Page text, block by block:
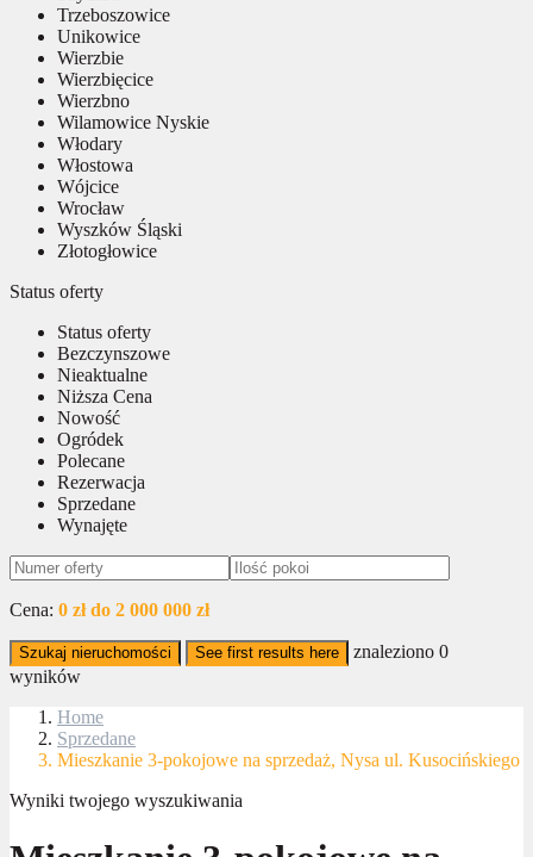
Trzeboszowice
Unikowice
Wierzbie
Wierzbięcice
Wierzbno
Wilamowice Nyskie
Włodary
Włostowa
Wójcice
Wrocław
Wyszków Śląski
Złotogłowice
Status oferty
Status oferty
Bezczynszowe
Nieaktualne
Niższa Cena
Nowość
Ogródek
Polecane
Rezerwacja
Sprzedane
Wynajęte
Cena: 0 zł do 2 000 000 zł
Szukaj nieruchomości See first results here znaleziono 0
wyników
Home
Sprzedane
Mieszkanie 3-pokojowe na sprzedaż, Nysa ul. Kusocińskiego
Wyniki twojego wyszukiwania